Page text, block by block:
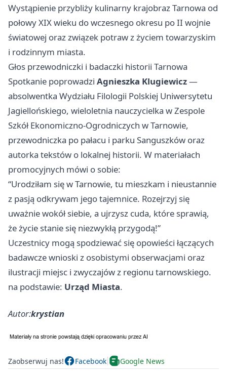
Wystąpienie przybliży kulinarny krajobraz Tarnowa od
połowy XIX wieku do wczesnego okresu po II wojnie
światowej oraz związek potraw z życiem towarzyskim
i rodzinnym miasta.
Głos przewodniczki i badaczki historii Tarnowa
Spotkanie poprowadzi Agnieszka Klugiewicz—
absolwentka Wydziału Filologii Polskiej Uniwersytetu
Jagiellońskiego, wieloletnia nauczycielka w Zespole
Szkół Ekonomiczno-Ogrodniczych w Tarnowie,
przewodniczka po pałacu i parku Sanguszków oraz
autorka tekstów o lokalnej historii. W materiałach
promocyjnych mówi o sobie:
“Urodziłam się w Tarnowie, tu mieszkam i nieustannie
z pasją odkrywam jego tajemnice. Rozejrzyj się
uważnie wokół siebie, a ujrzysz cuda, które sprawią,
że życie stanie się niezwykłą przygodą!”
Uczestnicy mogą spodziewać się opowieści łączących
badawcze wnioski z osobistymi obserwacjami oraz
ilustracji miejsc i zwyczajów z regionu tarnowskiego.
na podstawie: Urząd Miasta.
Autor:krystian
Zaobserwuj nas! Facebook Google News